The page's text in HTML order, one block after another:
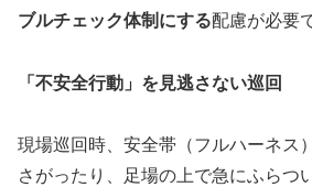
ブルチェック体制にする配慮が必要
「不安全行動」を見逃さない巡回
現場巡回時、安全帯（フルハーネス
さがったり、足場の上で急にふらつ